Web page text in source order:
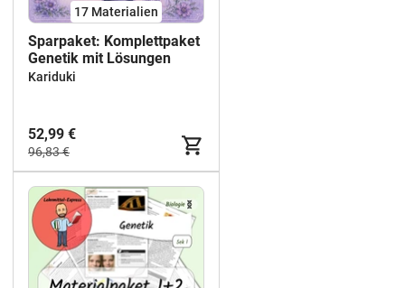
17 Materialien
Sparpaket: Komplettpaket
Genetik mit Lösungen
Kariduki
52,99 €
96,83 €